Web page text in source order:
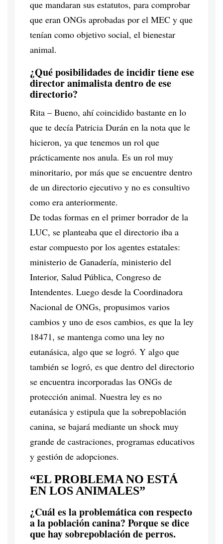
que mandaran sus estatutos, para comprobar
que eran ONGs aprobadas por el MEC y que
tenían como objetivo social, el bienestar
animal.
¿Qué posibilidades de incidir tiene ese
director animalista dentro de ese
directorio?
Rita – Bueno, ahí coincidido bastante en lo
que te decía Patricia Durán en la nota que le
hicieron, ya que tenemos un rol que
prácticamente nos anula. Es un rol muy
minoritario, por más que se encuentre dentro
de un directorio ejecutivo y no es consultivo
como era anteriormente.
De todas formas en el primer borrador de la
LUC, se planteaba que el directorio iba a
estar compuesto por los agentes estatales:
ministerio de Ganadería, ministerio del
Interior, Salud Pública, Congreso de
Intendentes. Luego desde la Coordinadora
Nacional de ONGs, propusimos varios
cambios y uno de esos cambios, es que la ley
18471, se mantenga como una ley no
eutanásica, algo que se logró. Y algo que
también se logró, es que dentro del directorio
se encuentra incorporadas las ONGs de
protección animal. Nuestra ley es no
eutanásica y estipula que la sobrepoblación
canina, se bajará mediante un shock muy
grande de castraciones, programas educativos
y gestión de adopciones.
“EL PROBLEMA NO ESTÁ
EN LOS ANIMALES”
¿Cuál es la problemática con respecto
a la población canina? Porque se dice
que hay sobrepoblación de perros.